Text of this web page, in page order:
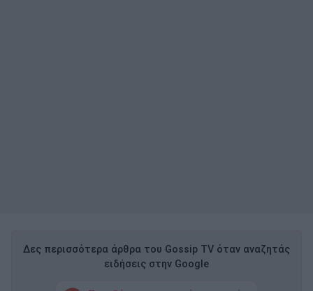
Δες περισσότερα άρθρα του Gossip TV όταν αναζητάς
ειδήσεις στην Google